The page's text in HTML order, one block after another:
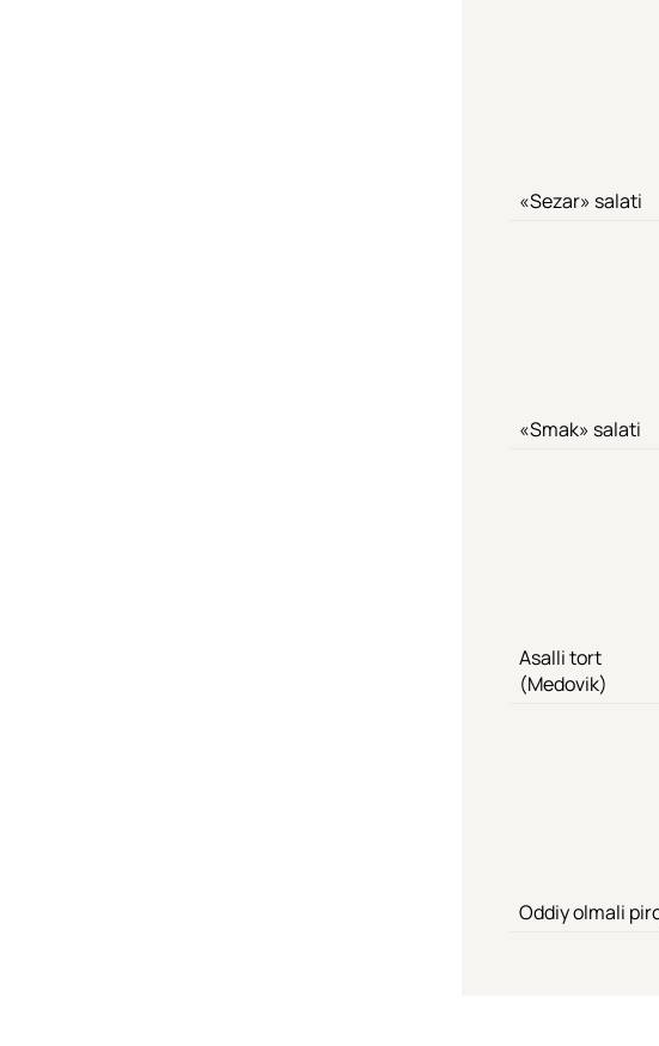
«Sezar» salati
«Smak» salati
Asalli tort
(Medovik)
Oddiy olmali